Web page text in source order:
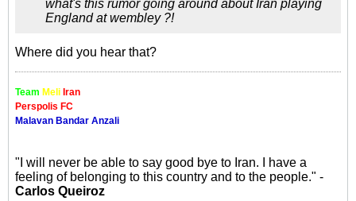
what's this rumor going around about Iran playing
England at wembley ?!
Where did you hear that?
Team Meli Iran
Perspolis FC
Malavan Bandar Anzali
"I will never be able to say good bye to Iran. I have a
feeling of belonging to this country and to the people." -
Carlos Queiroz